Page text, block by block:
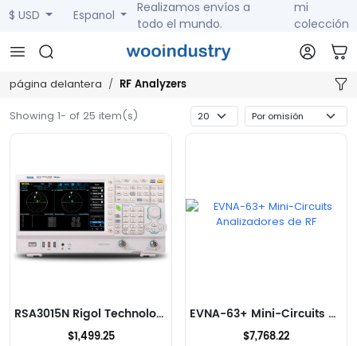
$ USD Espanol
Realizamos envíos a
todo el mundo.
mi
colección
página delantera RF Analyzers
Showing 1- of 25 item(s)
RSA3015N Rigol Technologies Analizadores de RF
$1,499.25
EVNA-63+ Mini-Circuits Analizadores de RF
$7,768.22